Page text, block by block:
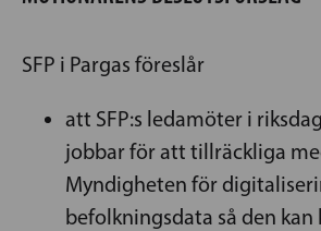
SFP i Pargas föreslår
att SFP:s ledamöter i
jobbar för att tillräckliga
Myndigheten för
befolkningsdata så den kan